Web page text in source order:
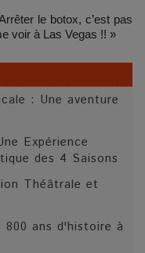
le botox, c’est pas
voir à Las Vegas !! »
: Une aventure
Expérience
des 4 Saisons
Théâtrale et
800 ans d'histoire à